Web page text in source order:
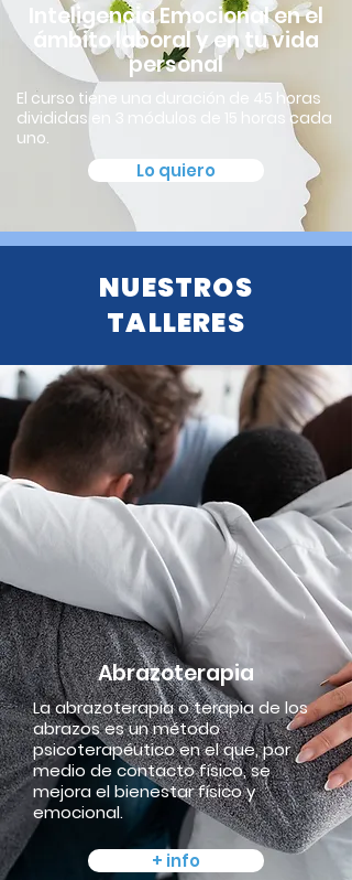
Inteligencia Emocional en el
ámbito laboral y en tu vida
personal
El curso tiene una duración de 45 horas
divididas en 3 módulos de 15 horas cada
uno.
Lo quiero
NUESTROS
TALLERES
Abrazoterapia
La abrazoterapia o terapia de los
abrazos es un método
psicoterapéutico en el que, por
medio de contacto físico, se
mejora el bienestar físico y
emocional.
+ info